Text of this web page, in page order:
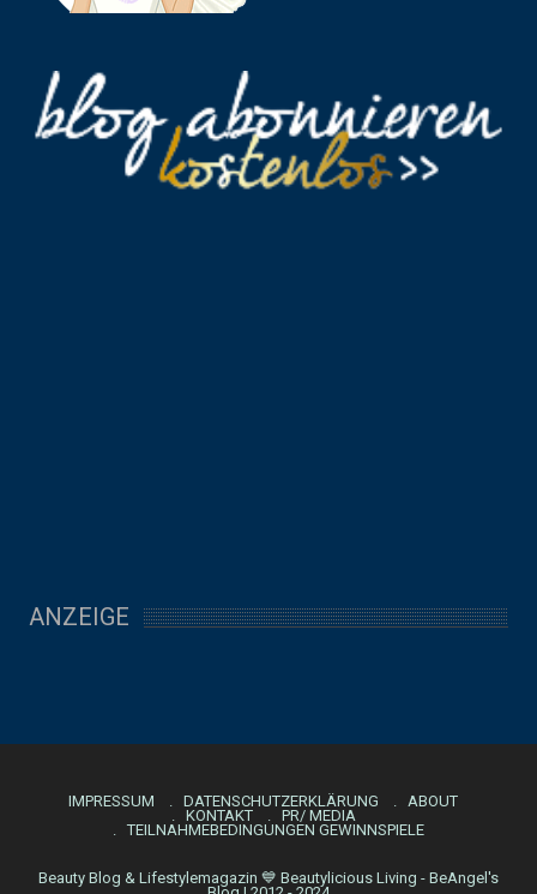
ANZEIGE
IMPRESSUM DATENSCHUTZERKLÄRUNG
ABOUT
KONTAKT
PR/ MEDIA
TEILNAHMEBEDINGUNGEN GEWINNSPIELE
Beauty Blog & Lifestylemagazin 💙 Beautylicious Living - BeAngel's